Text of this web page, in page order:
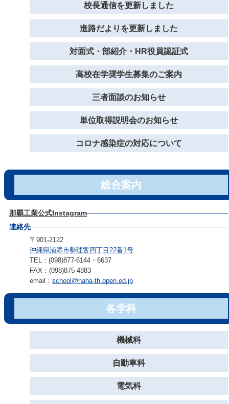
校長通信を更新しました
進路だよりを更新しました
対面式・部紹介・HR役員認証式
高校在学奨学生募集のご案内
三者面談のお知らせ
単位取得説明会のお知らせ
コロナ感染症の対応について
総合案内
那覇工業公式Instagram
連絡先
〒901-2122
沖縄県浦添市勢理客四丁目22番1号
TEL：(098)877-6144・6637
FAX：(098)875-4883
email： school@naha-th.open.ed.jp
各学科
機械科
自動車科
電気科